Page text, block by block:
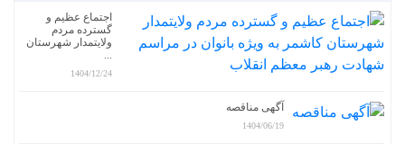
اجتماع عظیم و
گسترده مردم
ولایتمدار شهرستان
...
1404/12/24
آگهی مناقصه
1404/06/19